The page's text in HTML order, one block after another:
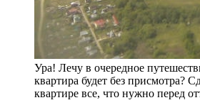
Ура! Лечу в очередное
квартира будет без присмотра?
квартире все, что нужно перед